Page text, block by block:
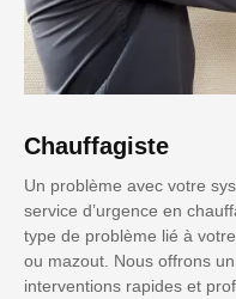
Chauffagiste
Un problème avec votre
service d’urgence en
type de problème lié à
ou mazout. Nous offrons
interventions rapides et